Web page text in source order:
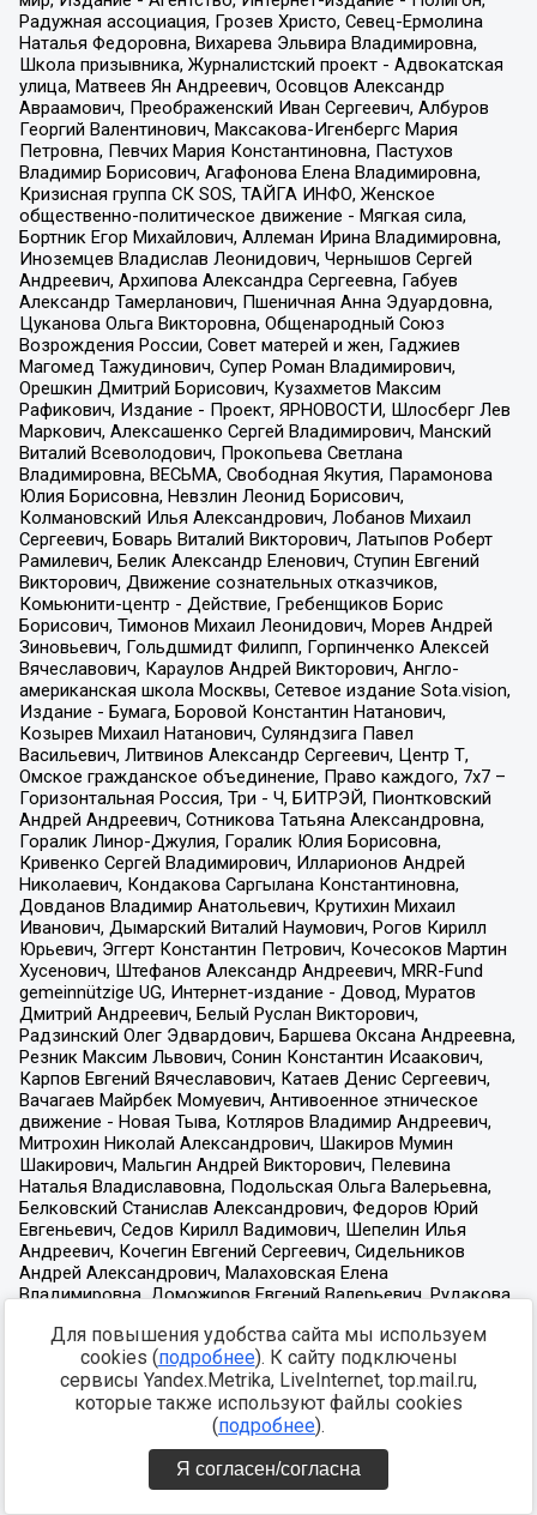
Для повышения удобства сайта мы используем
cookies (подробнее). К сайту подключены
сервисы Yandex.Metrika, LiveInternet, top.mail.ru,
которые также используют файлы cookies
(подробнее).
Я согласен/согласна